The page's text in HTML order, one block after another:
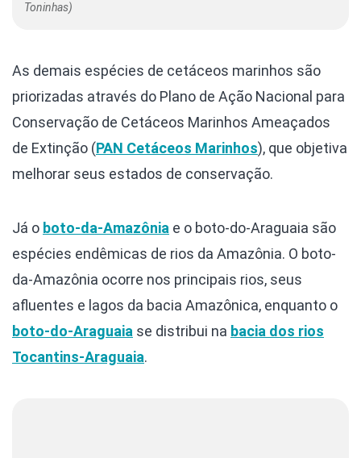
Toninhas)
As demais espécies de cetáceos marinhos são
priorizadas através do Plano de Ação Nacional para
Conservação de Cetáceos Marinhos Ameaçados
de Extinção (PAN Cetáceos Marinhos), que objetiva
melhorar seus estados de conservação.
Já o boto-da-Amazônia e o boto-do-Araguaia são
espécies endêmicas de rios da Amazônia. O boto-
da-Amazônia ocorre nos principais rios, seus
afluentes e lagos da bacia Amazônica, enquanto o
boto-do-Araguaia se distribui na bacia dos rios
Tocantins-Araguaia.